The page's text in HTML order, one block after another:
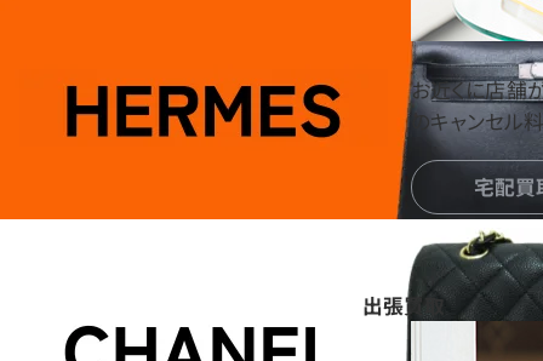
お近くに店舗
のキャンセル
宅配買
出張買取